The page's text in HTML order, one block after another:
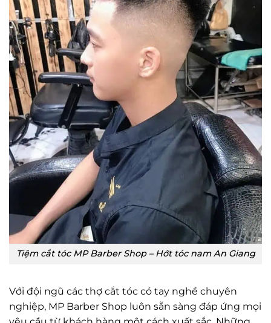
Tiệm cắt tóc MP Barber Shop – Hớt tóc nam An Giang
Với đội ngũ các thợ cắt tóc có tay nghề chuyên
nghiệp, MP Barber Shop luôn sẵn sàng đáp ứng mọi